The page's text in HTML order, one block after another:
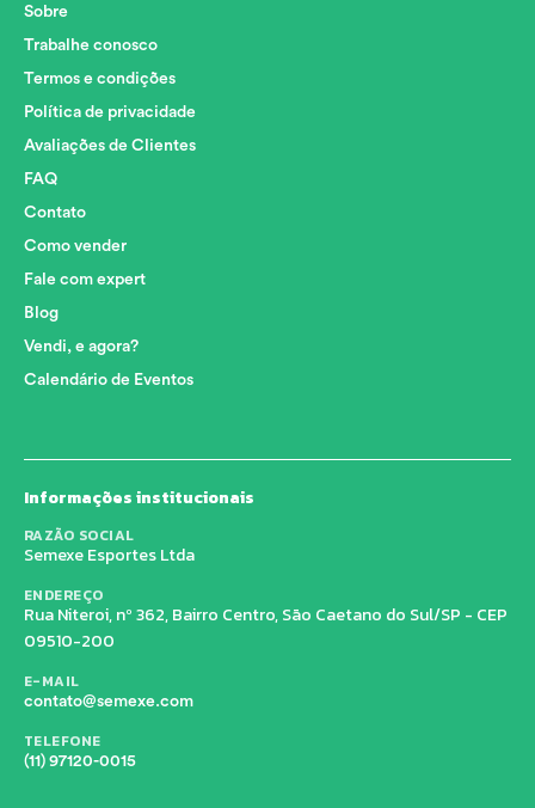
Sobre
Trabalhe conosco
Termos e condições
Política de privacidade
Avaliações de Clientes
FAQ
Contato
Como vender
Fale com expert
Blog
Vendi, e agora?
Calendário de Eventos
Informações institucionais
RAZÃO SOCIAL
Semexe Esportes Ltda
ENDEREÇO
Rua Niteroi, nº 362, Bairro Centro, São Caetano do Sul/SP - CEP
09510-200
E-MAIL
contato@semexe.com
TELEFONE
(11) 97120-0015